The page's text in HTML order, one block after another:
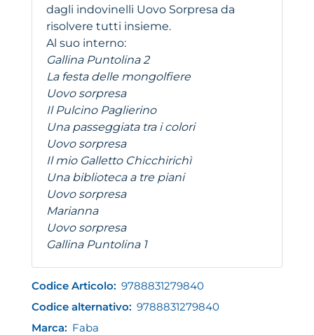
dagli indovinelli Uovo Sorpresa da
risolvere tutti insieme.
Al suo interno:
Gallina Puntolina 2
La festa delle mongolfiere
Uovo sorpresa
Il Pulcino Paglierino
Una passeggiata tra i colori
Uovo sorpresa
Il mio Galletto Chicchirichì
Una biblioteca a tre piani
Uovo sorpresa
Marianna
Uovo sorpresa
Gallina Puntolina 1
Codice Articolo: 9788831279840
Codice alternativo: 9788831279840
Marca: Faba